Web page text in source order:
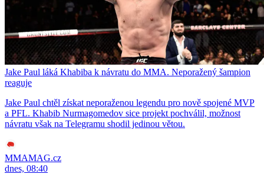
Jake Paul láká Khabiba k návratu do MMA. Neporažený šampion
reaguje
Jake Paul chtěl získat neporaženou legendu pro nově spojené MVP
a PFL. Khabib Nurmagomedov sice projekt pochválil, možnost
návratu však na Telegramu shodil jedinou větou.
MMAMAG.cz
dnes, 08:40